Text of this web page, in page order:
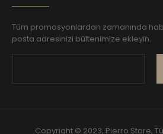
Tüm promosyonlardan zamanında
posta adresinizi bültenimize ekleyin.
Copyright © 2023, Pierro Store,